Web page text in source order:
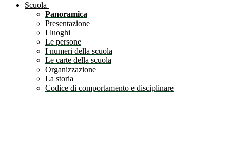
Scuola
Panoramica
Presentazione
I luoghi
Le persone
I numeri della scuola
Le carte della scuola
Organizzazione
La storia
Codice di comportamento e disciplinare